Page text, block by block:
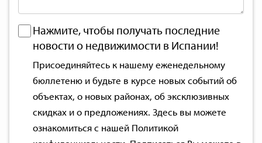
Нажмите, чтобы получать последние
новости о недвижимости в Испании!
Присоединяйтесь к нашему еженедельному
бюллетеню и будьте в курсе новых событий об
объектах, о новых районах, об эксклюзивных
скидках и о предложениях. Здесь вы можете
ознакомиться с нашей Политикой